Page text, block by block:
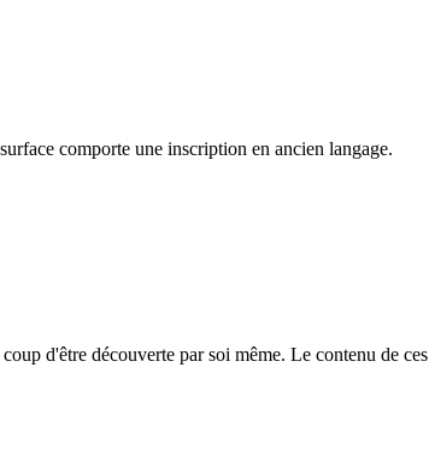
comporte une inscription en ancien langage.
d'être découverte par soi même. Le contenu de